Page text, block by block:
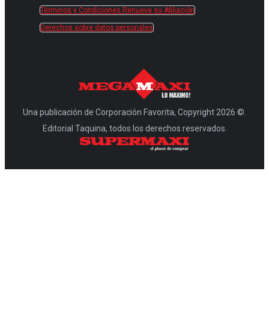
Términos y Condiciones Renueve su Afiliación
Derechos sobre datos personales
Una publicación de Corporación Favorita, Copyright 2026 ©.
Editorial Taquina, todos los derechos reservados.